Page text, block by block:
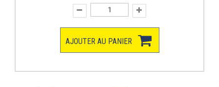
AJOUTER AU PANIER